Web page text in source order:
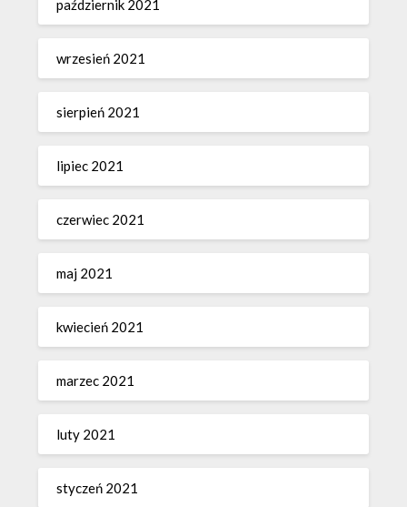
październik 2021
wrzesień 2021
sierpień 2021
lipiec 2021
czerwiec 2021
maj 2021
kwiecień 2021
marzec 2021
luty 2021
styczeń 2021